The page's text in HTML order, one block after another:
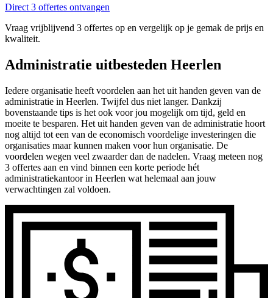
Direct 3 offertes ontvangen
Vraag vrijblijvend 3 offertes op en vergelijk op je gemak de prijs en
kwaliteit.
Administratie uitbesteden Heerlen
Iedere organisatie heeft voordelen aan het uit handen geven van de
administratie in Heerlen. Twijfel dus niet langer. Dankzij
bovenstaande tips is het ook voor jou mogelijk om tijd, geld en
moeite te besparen. Het uit handen geven van de administratie hoort
nog altijd tot een van de economisch voordelige investeringen die
organisaties maar kunnen maken voor hun organisatie. De
voordelen wegen veel zwaarder dan de nadelen. Vraag meteen nog
3 offertes aan en vind binnen een korte periode hét
administratiekantoor in Heerlen wat helemaal aan jouw
verwachtingen zal voldoen.